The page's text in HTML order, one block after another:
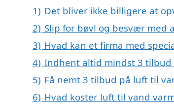
1) Det bliver ikke billigere at
2) Slip for bøvl og besvær med
3) Hvad kan et firma med
4) Indhent altid mindst 3
5) Få nemt 3 tilbud på luft til
6) Hvad koster luft til vand